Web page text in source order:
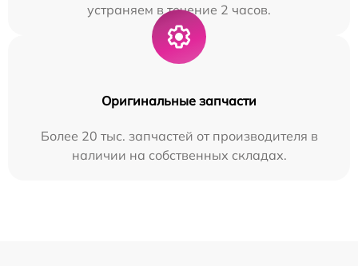
устраняем в течение 2 часов.
Оригинальные запчасти
Более 20 тыс. запчастей от производителя в
наличии на собственных складах.